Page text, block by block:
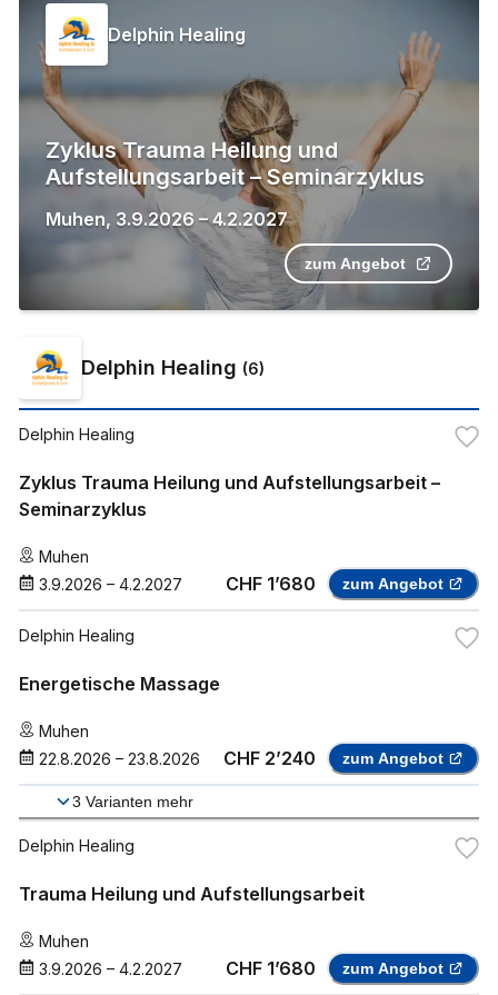
Delphin Healing
Zyklus Trauma Heilung und
Aufstellungsarbeit – Seminarzyklus
Muhen, 3.9.2026 –4.2.2027
zum Angebot
Delphin Healing (6)
Delphin Healing
Zyklus Trauma Heilung und Aufstellungsarbeit –
Seminarzyklus
Muhen
3.9.2026 – 4.2.2027 CHF 1’680 zum Angebot
Delphin Healing
Energetische Massage
Muhen
22.8.2026 – 23.8.2026 CHF 2’240 zum Angebot
3 Varianten mehr
Delphin Healing
Trauma Heilung und Aufstellungsarbeit
Muhen
3.9.2026 – 4.2.2027 CHF 1’680 zum Angebot